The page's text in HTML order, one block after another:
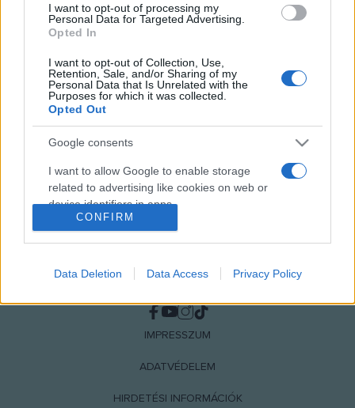
I want to opt-out of processing my
Personal Data for Targeted Advertising.
Opted In
I want to opt-out of Collection, Use,
Retention, Sale, and/or Sharing of my
Personal Data that Is Unrelated with the
Purposes for which it was collected.
Opted Out
Google consents
I want to allow Google to enable storage
related to advertising like cookies on web or
device identifiers in apps.
I want to allow my user data to be sent to
personalized advertising.
I want to allow Google to enable storage
device identifiers in apps.
I want to allow Google to enable storage
CONFIRM
Data Deletion Data Access Privacy Policy
MEGOSZTÁS
IMPRESSZUM
ADATVÉDELEM
HIRDETÉSI INFORMÁCIÓK